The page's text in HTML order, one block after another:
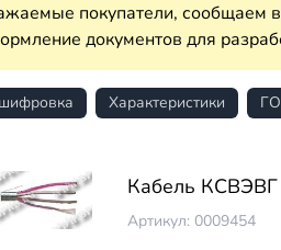
покупатели, сообщаем
документов для
Характеристики
Кабель КСВЭВГ
Артикул: 0009454